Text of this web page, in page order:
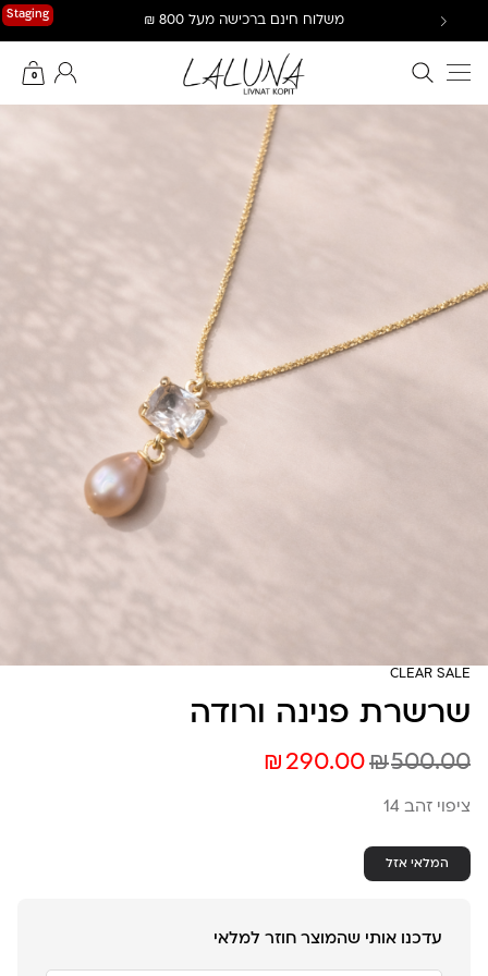
Staging משלוח חינם ברכישה מעל 800 ₪
חיפוש באתר
0
החשבון שלי
CLEAR SALE
שרשרת פנינה ורודה
₪ 290.00₪500.00
ציפוי זהב 14
המלאי אזל
עדכנו אותי שהמוצר חוזר למלאי